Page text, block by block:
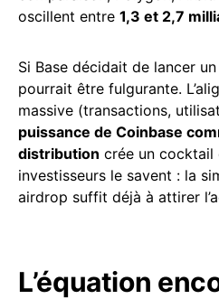
oscillent entre 1,3 et 2,7
Si Base décidait de lancer
pourrait être fulgurante.
massive (transactions,
puissance de Coinbase
distribution crée un cocktail
investisseurs le savent : la
airdrop suffit déjà à attirer
L’équation